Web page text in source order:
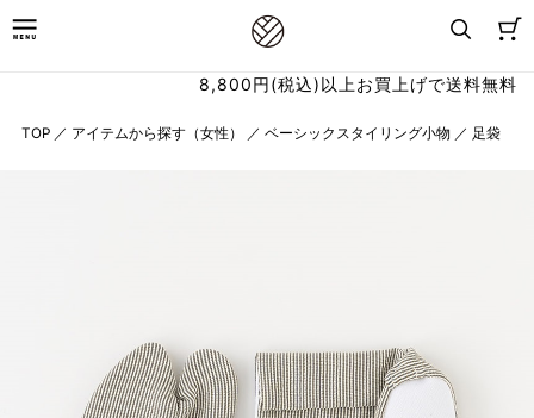
8,800円(税込)以上お買上げで送料無料
TOP ／ アイテムから探す（女性） ／ ベーシックスタイリング小物 ／ 足袋